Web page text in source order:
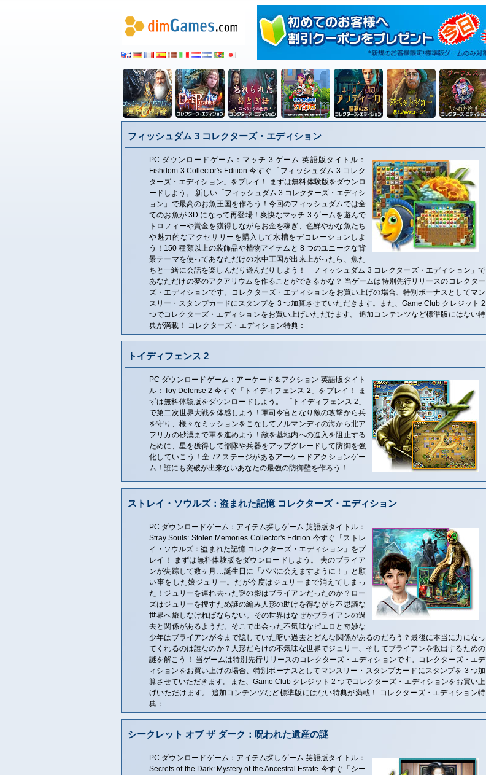
フィッシュダム 3 コレクターズ・エディション
PC ダウンロードゲーム：マッチ 3 ゲーム 英語版タイトル：
Fishdom 3 Collector's Edition 今すぐ「フィッシュダム 3 コレク
ターズ・エディション」をプレイ！ まずは無料体験版をダウンロ
ードしよう。 新しい「フィッシュダム 3 コレクターズ・エディシ
ョン」で最高のお魚王国を作ろう！今回のフィッシュダムでは全
てのお魚が 3D になって再登場！爽快なマッチ 3 ゲームを遊んで
トロフィーや賞金を獲得しながらお金を稼ぎ、色鮮やかな魚たち
や魅力的なアクセサリーを購入して水槽をデコレーションしよ
う！150 種類以上の装飾品や植物アイテムと 8 つのユニークな背
景テーマを使ってあなただけの水中王国が出来上がったら、魚た
ちと一緒に会話を楽しんだり遊んだりしよう！「フィッシュダム 3 コレクターズ・エディション」で
あなただけの夢のアクアリウムを作ることができるかな？ 当ゲームは特別先行リリースのコレクター
ズ・エディションです。コレクターズ・エディションをお買い上げの場合、特別ボーナスとしてマン
スリー・スタンプカードにスタンプを 3 つ加算させていただきます。また、Game Club クレジット 2
つでコレクターズ・エディションをお買い上げいただけます。 追加コンテンツなど標準版にはない特
典が満載！ コレクターズ・エディション特典：
トイディフェンス 2
PC ダウンロードゲーム：アーケード＆アクション 英語版タイト
ル：Toy Defense 2 今すぐ「トイディフェンス 2」をプレイ！ ま
ずは無料体験版をダウンロードしよう。 「トイディフェンス 2」
で第二次世界大戦を体感しよう！軍司令官となり敵の攻撃から兵
を守り、様々なミッションをこなしてノルマンディの海から北ア
フリカの砂漠まで軍を進めよう！敵を基地内への進入を阻止する
ために、星を獲得して部隊や兵器をアップグレードして防御を強
化していこう！全 72 ステージがあるアーケードアクションゲー
ム！誰にも突破が出来ないあなたの最強の防御壁を作ろう！
ストレイ・ソウルズ：盗まれた記憶 コレクターズ・エディション
PC ダウンロードゲーム：アイテム探しゲーム 英語版タイトル：
Stray Souls: Stolen Memories Collector's Edition 今すぐ「ストレ
イ・ソウルズ：盗まれた記憶 コレクターズ・エディション」をプ
レイ！ まずは無料体験版をダウンロードしよう。 夫のブライア
ンが失踪して数ヶ月…誕生日に「パパに会えますように！」と願
い事をした娘ジュリー。だが今度はジュリーまで消えてしまっ
た！ジュリーを連れ去った謎の影はブライアンだったのか？ロー
ズはジュリーを捜すため謎の編み人形の助けを得ながら不思議な
世界へ旅しなければならない。その世界はなぜかブライアンの過
去と関係があるようだ。そこで出会った不気味なピエロと奇妙な
少年はブライアンが今まで隠していた暗い過去とどんな関係があるのだろう？最後に本当に力になっ
てくれるのは誰なのか？人形だらけの不気味な世界でジュリー、そしてブライアンを救出するための
謎を解こう！ 当ゲームは特別先行リリースのコレクターズ・エディションです。コレクターズ・エデ
ィションをお買い上げの場合、特別ボーナスとしてマンスリー・スタンプカードにスタンプを 3 つ加
算させていただきます。また、Game Club クレジット 2 つでコレクターズ・エディションをお買い上
げいただけます。 追加コンテンツなど標準版にはない特典が満載！ コレクターズ・エディション特
典：
シークレット オブ ザ ダーク：呪われた遺産の謎
PC ダウンロードゲーム：アイテム探しゲーム 英語版タイトル：
Secrets of the Dark: Mystery of the Ancestral Estate 今すぐ「シー